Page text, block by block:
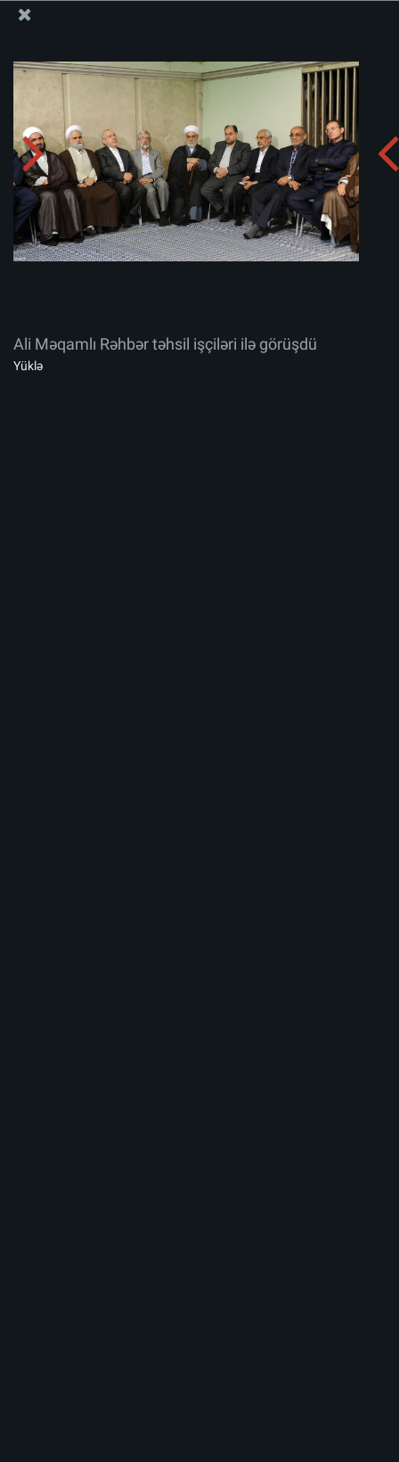
Ali Məqamlı Rəhbər təhsil işçiləri ilə görüşdü
Albomu yüklə: zip
Ali Məqamlı Rəhbər təhsil işçiləri ilə görüşdü
Yüklə